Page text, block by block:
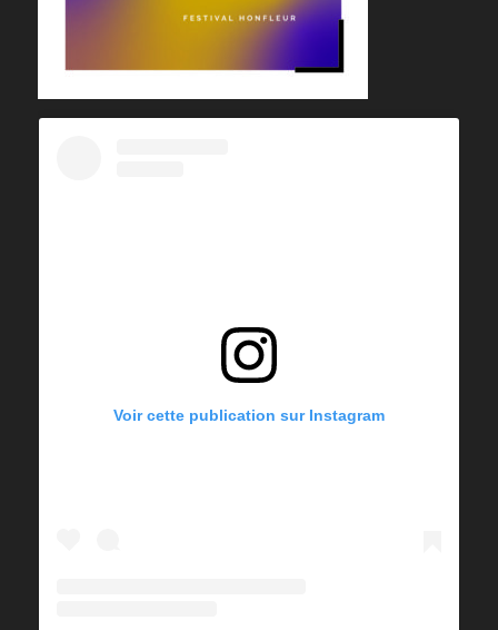
Voir cette publication sur Instagram